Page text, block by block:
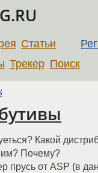
Статьи
Трекер Поиск
Какой
Почему?
прусь от ASP (в